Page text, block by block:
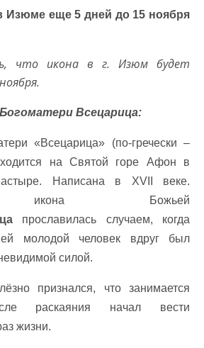
Изюме еще 5 дней до 15 ноября
что икона в г. Изюм будет
Всецарица:
«Всецарица» (по-гречески –
на Святой горе Афон в
Написана в XVII веке.
икона Божьей
прославилась случаем, когда
молодой человек вдруг был
силой.
признался, что занимается
раскаяния начал вести
жизни.